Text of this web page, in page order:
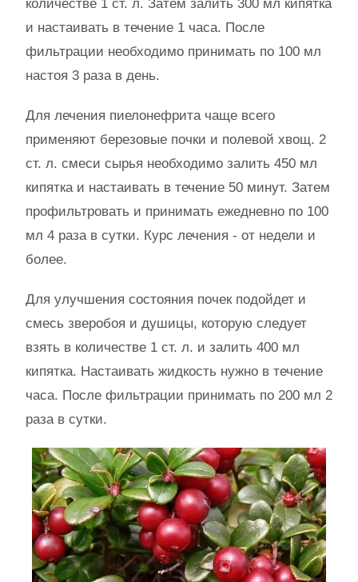
количестве 1 ст. л. Затем залить 300 мл кипятка
и настаивать в течение 1 часа. После
фильтрации необходимо принимать по 100 мл
настоя 3 раза в день.
Для лечения пиелонефрита чаще всего
применяют березовые почки и полевой хвощ. 2
ст. л. смеси сырья необходимо залить 450 мл
кипятка и настаивать в течение 50 минут. Затем
профильтровать и принимать ежедневно по 100
мл 4 раза в сутки. Курс лечения - от недели и
более.
Для улучшения состояния почек подойдет и
смесь зверобоя и душицы, которую следует
взять в количестве 1 ст. л. и залить 400 мл
кипятка. Настаивать жидкость нужно в течение
часа. После фильтрации принимать по 200 мл 2
раза в сутки.